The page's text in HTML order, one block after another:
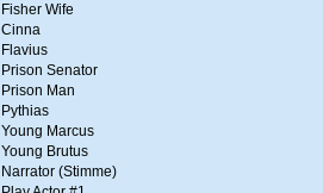
Fisher Wife
Cinna
Flavius
Prison Senator
Prison Man
Pythias
Young Marcus
Young Brutus
Narrator (Stimme)